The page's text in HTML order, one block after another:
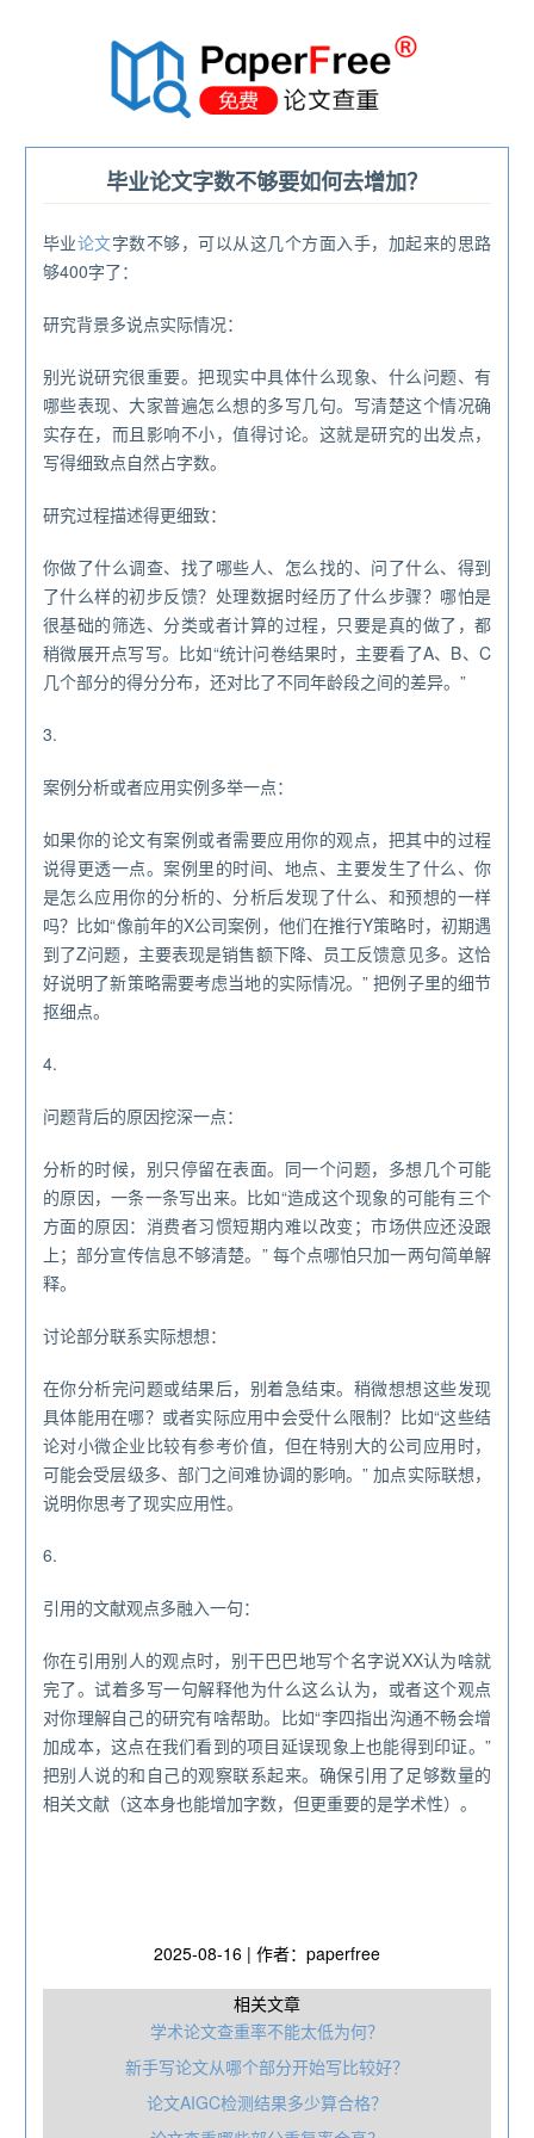
毕业论文字数不够要如何去增加？
毕业论文字数不够，可以从这几个方面入手，加起来的思路
够400字了：
研究背景多说点实际情况：
别光说研究很重要。把现实中具体什么现象、什么问题、有
哪些表现、大家普遍怎么想的多写几句。写清楚这个情况确
实存在，而且影响不小，值得讨论。这就是研究的出发点，
写得细致点自然占字数。
研究过程描述得更细致：
你做了什么调查、找了哪些人、怎么找的、问了什么、得到
了什么样的初步反馈？处理数据时经历了什么步骤？哪怕是
很基础的筛选、分类或者计算的过程，只要是真的做了，都
稍微展开点写写。比如“统计问卷结果时，主要看了A、B、C
几个部分的得分分布，还对比了不同年龄段之间的差异。”
3.
案例分析或者应用实例多举一点：
如果你的论文有案例或者需要应用你的观点，把其中的过程
说得更透一点。案例里的时间、地点、主要发生了什么、你
是怎么应用你的分析的、分析后发现了什么、和预想的一样
吗？比如“像前年的X公司案例，他们在推行Y策略时，初期遇
到了Z问题，主要表现是销售额下降、员工反馈意见多。这恰
好说明了新策略需要考虑当地的实际情况。” 把例子里的细节
抠细点。
4.
问题背后的原因挖深一点：
分析的时候，别只停留在表面。同一个问题，多想几个可能
的原因，一条一条写出来。比如“造成这个现象的可能有三个
方面的原因：消费者习惯短期内难以改变；市场供应还没跟
上；部分宣传信息不够清楚。” 每个点哪怕只加一两句简单解
释。
讨论部分联系实际想想：
在你分析完问题或结果后，别着急结束。稍微想想这些发现
具体能用在哪？或者实际应用中会受什么限制？比如“这些结
论对小微企业比较有参考价值，但在特别大的公司应用时，
可能会受层级多、部门之间难协调的影响。” 加点实际联想，
说明你思考了现实应用性。
6.
引用的文献观点多融入一句：
你在引用别人的观点时，别干巴巴地写个名字说XX认为啥就
完了。试着多写一句解释他为什么这么认为，或者这个观点
对你理解自己的研究有啥帮助。比如“李四指出沟通不畅会增
加成本，这点在我们看到的项目延误现象上也能得到印证。”
把别人说的和自己的观察联系起来。确保引用了足够数量的
相关文献（这本身也能增加字数，但更重要的是学术性）。
2025-08-16 | 作者：paperfree
相关文章
学术论文查重率不能太低为何？
新手写论文从哪个部分开始写比较好？
论文AIGC检测结果多少算合格？